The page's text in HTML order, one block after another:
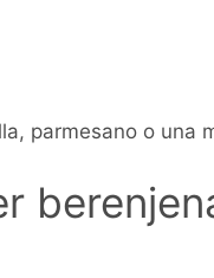
parmesano o una